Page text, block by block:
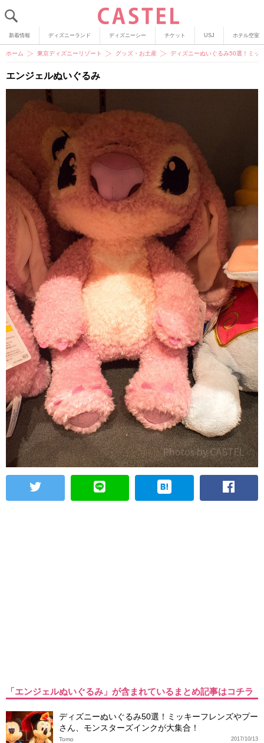
新着情報 ディズニーランド ディズニーシー チケット USJ ホテル空室
ホーム 東京ディズニーリゾート グッズ・お土産 ディズニーぬいぐるみ50選！ミッ
エンジェルぬいぐるみ
「エンジェルぬいぐるみ」が含まれているまとめ記事はコチラ
ディズニーぬいぐるみ50選！ミッキーフレンズやプー
さん、モンスターズインクが大集合！
2017/10/13
Tomo